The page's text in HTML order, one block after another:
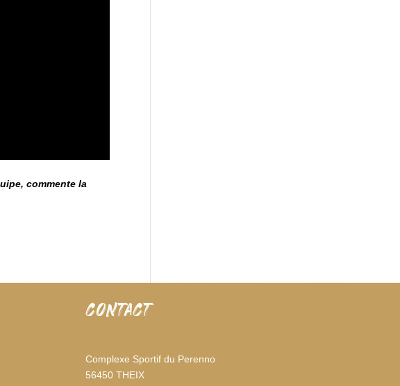
commente la
CONTACT
Complexe Sportif du Perenno
56450 THEIX